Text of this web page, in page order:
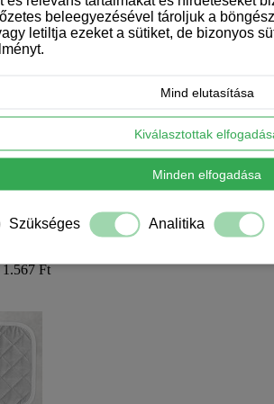
"Boldog anyák napját, Szeretlek Anyu"
x 15 cm
anyák napi ajándékot ezzel a szívhez szóló és
Ft
beleegyezésével tároljuk a
letiltja ezeket a sütiket, de bizonyos
Mind elutasítása
Kiválasztottak
Minden elfogadása
Szükséges Analitika